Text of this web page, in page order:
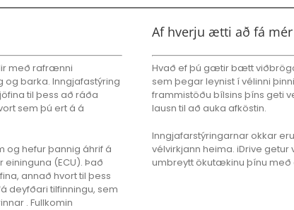
með rafrænni
og barka. Inngjafastýring
til þess að ráða
sem þú ert á á
og hefur þannig áhrif á
(ECU). Það
annað hvort til þess
deyfðari tilfinningu, sem
. Fullkomin
Af hverju ætti að fá
Hvað ef þú gætir bætt
sem þegar leynist í vélinni
frammistöðu bílsins þíns geti
lausn til að auka afköstin.
Inngjafarstýringarnar okkar
vélvirkjann heima. iDrive
umbreytt ökutækinu þínu með